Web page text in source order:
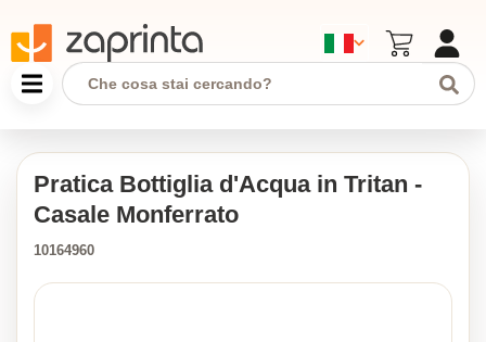
Pratica Bottiglia d'Acqua in Tritan -
Casale Monferrato
10164960